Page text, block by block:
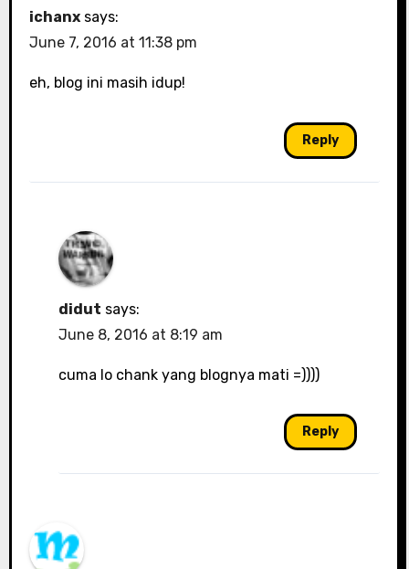
ichanx says:
June 7, 2016 at 11:38 pm
eh, blog ini masih idup!
Reply
didut says:
June 8, 2016 at 8:19 am
cuma lo chank yang blognya mati =))))
Reply